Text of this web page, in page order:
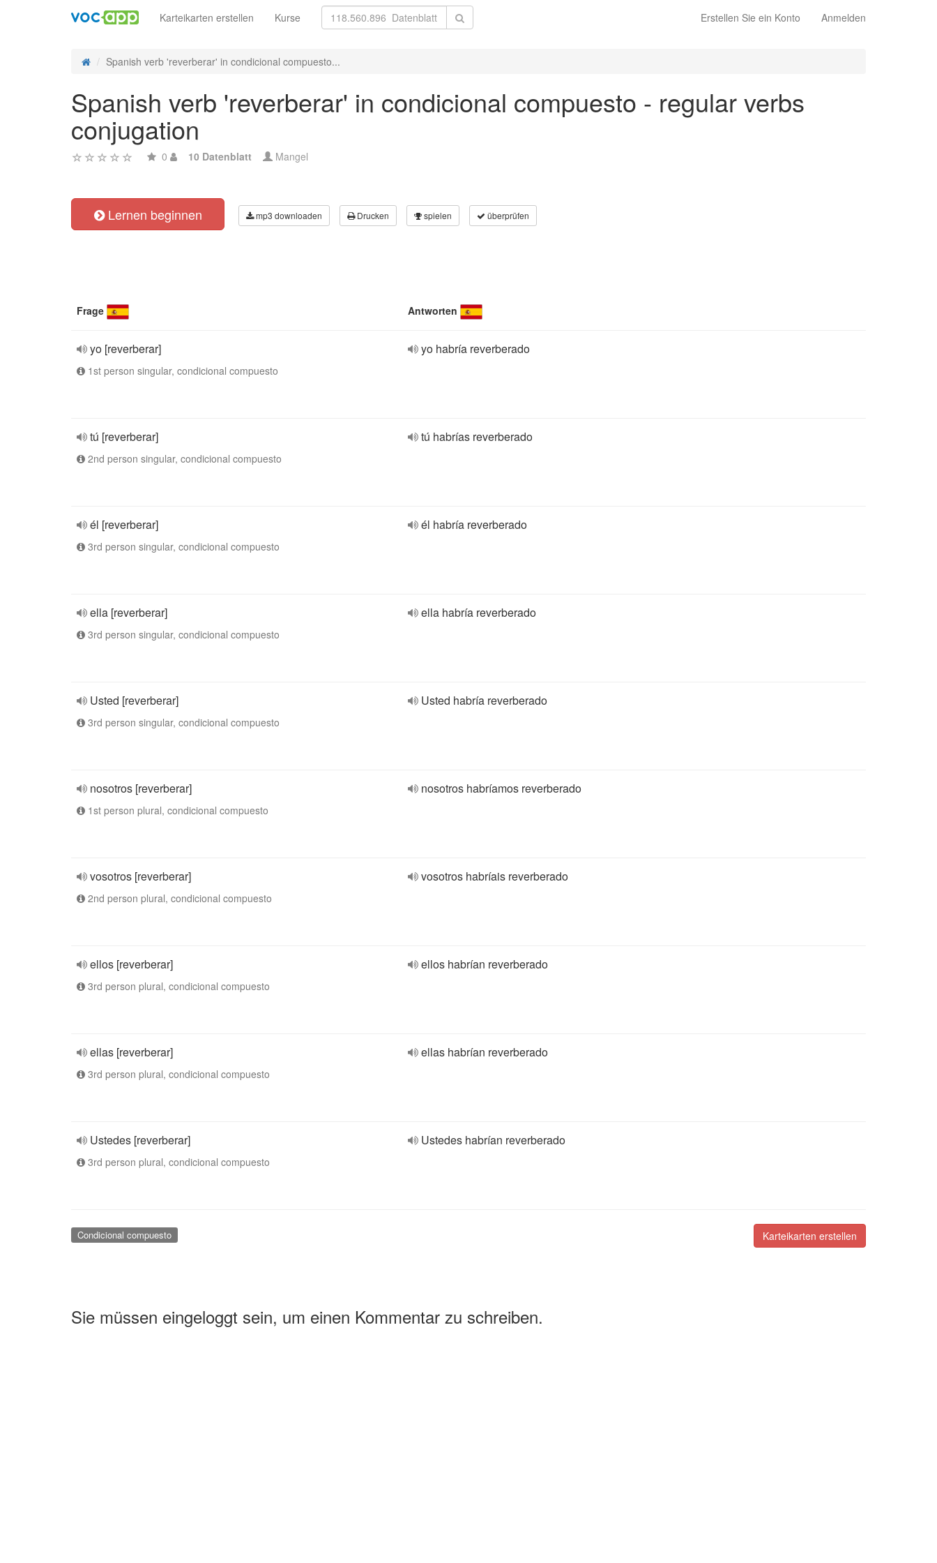
Erstellen Sie ein Konto Anmelden
Karteikarten erstellen Kurse
Spanish verb 'reverberar' in condicional compuesto...
Spanish verb 'reverberar' in condicional compuesto - regular verbs
conjugation
0 10 Datenblatt Mangel
Lernen beginnen mp3 downloaden Drucken spielen überprüfen
Frage Antworten
yo [reverberar]
1st person singular, condicional compuesto
yo habría reverberado
tú [reverberar]
2nd person singular, condicional compuesto
tú habrías reverberado
él [reverberar]
3rd person singular, condicional compuesto
él habría reverberado
ella [reverberar]
3rd person singular, condicional compuesto
ella habría reverberado
Usted [reverberar]
3rd person singular, condicional compuesto
Usted habría reverberado
nosotros [reverberar]
1st person plural, condicional compuesto
nosotros habríamos reverberado
vosotros [reverberar]
2nd person plural, condicional compuesto
vosotros habríais reverberado
ellos [reverberar]
3rd person plural, condicional compuesto
ellos habrían reverberado
ellas [reverberar]
3rd person plural, condicional compuesto
ellas habrían reverberado
Ustedes [reverberar]
3rd person plural, condicional compuesto
Ustedes habrían reverberado
Karteikarten erstellen
Condicional compuesto
Sie müssen eingeloggt sein, um einen Kommentar zu schreiben.